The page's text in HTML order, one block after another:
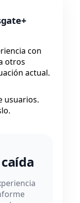
con
otros
actual.
usuarios.